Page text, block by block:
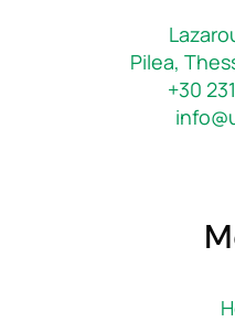
Pilea,
+30